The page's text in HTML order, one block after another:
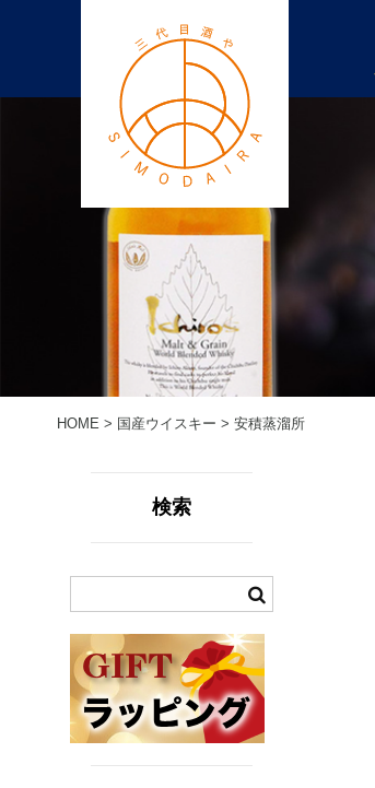
HOME > 国産ウイスキー > 安積蒸溜所
検索